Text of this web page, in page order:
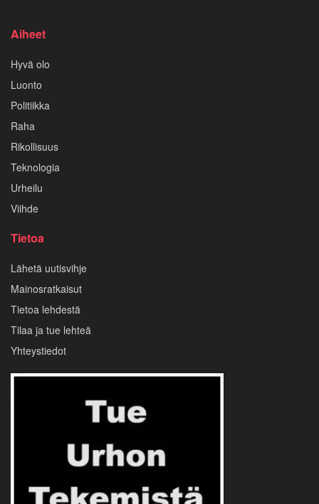
Aiheet
Hyvä olo
Luonto
Politiikka
Raha
Rikollisuus
Teknologia
Urheilu
Viihde
Tietoa
Lähetä uutisvihje
Mainosratkaisut
Tietoa lehdestä
Tilaa ja tue lehteä
Yhteystiedot